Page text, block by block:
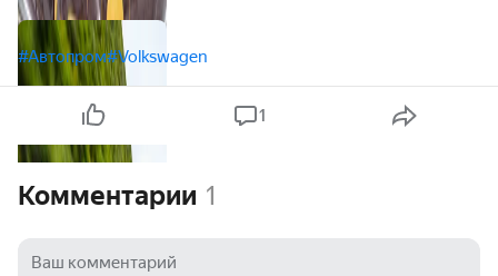
#Автопром#Volkswagen
1
Комментарии 1